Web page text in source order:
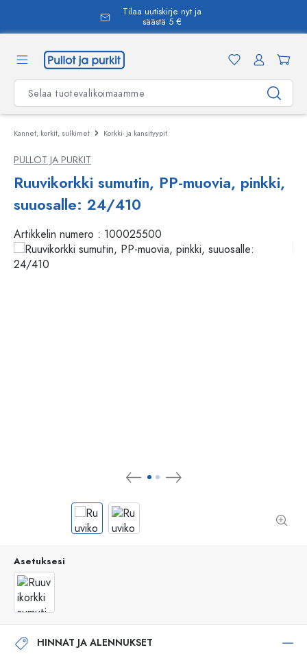
Tilaa uutiskirje nyt ja
säästä 5 €
Kannet, korkit, sulkimet Korkki- ja kansityypit
PULLOT JA PURKIT
Ruuvikorkki sumutin, PP-muovia, pinkki,
suuosalle: 24/410
Artikkelin numero : 100025500
Asetuksesi
HINNAT JA ALENNUKSET